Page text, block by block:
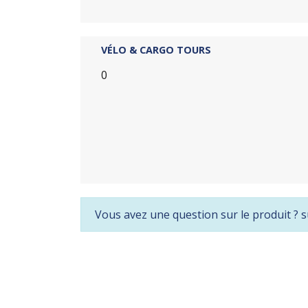
VÉLO & CARGO TOURS
0
Vous avez une question sur le produit ?